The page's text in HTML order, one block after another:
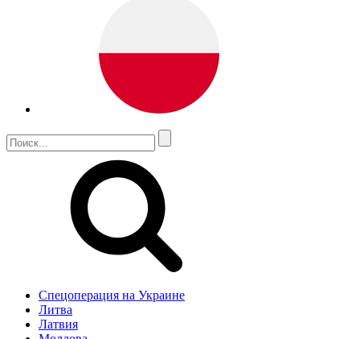
Спецоперация на Украине
Литва
Латвия